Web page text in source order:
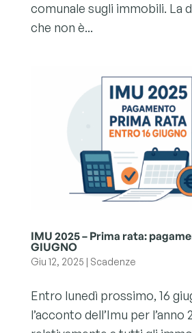
comunale sugli immobili. La
che non è...
IMU 2025 – Prima rata:
GIUGNO
Giu 12, 2025 | Scadenze
Entro lunedì prossimo, 16
l’acconto dell’Imu per l’anno